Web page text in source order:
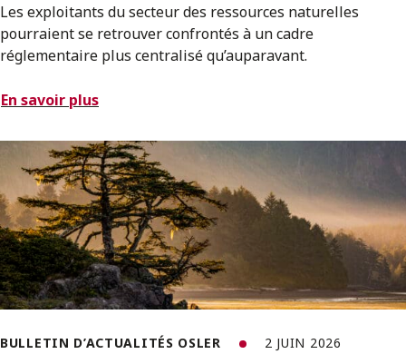
Les exploitants du secteur des ressources naturelles
pourraient se retrouver confrontés à un cadre
réglementaire plus centralisé qu’auparavant.
En savoir plus
BULLETIN D’ACTUALITÉS OSLER 2 JUIN 2026